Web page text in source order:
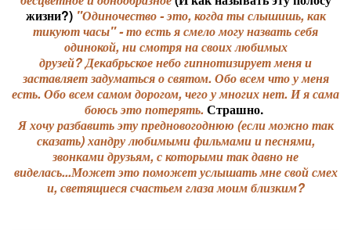
жизни?) "Одиночество - это, когда ты слышишь, как
тикуют часы" - то есть я смело могу назвать себя
одинокой, ни смотря на своих любимых
друзей? Декабрьское небо гипнотизирует меня и
заставляет задуматься о святом. Обо всем что у меня
есть. Обо всем самом дорогом, чего у многих нет. И я сама
боюсь это потерять. Страшно.
Я хочу разбавить эту предновогоднюю (если можно так
сказать) хандру любимыми фильмами и песнями,
звонками друзьям, с которыми так давно не
виделась...Может это поможет услышать мне свой смех
и, светящиеся счастьем глаза моим близким?